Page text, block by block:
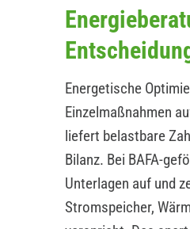
Energetische
Einzelmaßnahmen
liefert belastbare
Bilanz. Bei BAFA-
Unterlagen auf und
Stromspeicher,